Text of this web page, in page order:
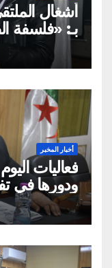
أشغال
بـ: «فلسفة
الإسلامي
أخبار المخبر
فعاليات
ودورها في
السريعة